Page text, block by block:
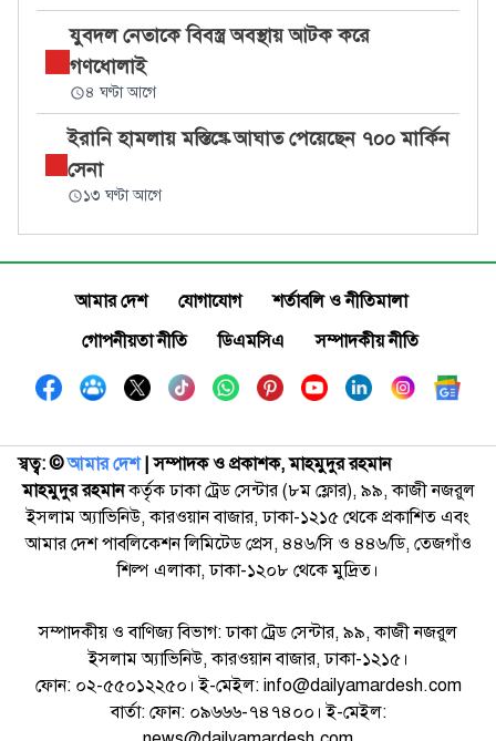
যুবদল নেতাকে বিবস্ত্র অবস্থায় আটক করে
গণধোলাই
৪ ঘণ্টা আগে
ইরানি হামলায় মস্তিষ্কে আঘাত পেয়েছেন ৭০০ মার্কিন
সেনা
১৩ ঘণ্টা আগে
আমার দেশ যোগাযোগ
শর্তাবলি ও নীতিমালা
গোপনীয়তা নীতি
ডিএমসিএ সম্পাদকীয় নীতি
স্বত্ব: ©️আমার দেশ| সম্পাদক ও প্রকাশক, মাহমুদুর রহমান
মাহমুদুর রহমানকর্তৃক ঢাকা ট্রেড সেন্টার (৮ম ফ্লোর), ৯৯, কাজী নজরুল
ইসলাম অ্যাভিনিউ, কারওয়ান বাজার, ঢাকা-১২১৫ থেকে প্রকাশিত এবং
আমার দেশ পাবলিকেশন লিমিটেড প্রেস, ৪৪৬/সি ও ৪৪৬/ডি, তেজগাঁও
শিল্প এলাকা, ঢাকা-১২০৮ থেকে মুদ্রিত।
সম্পাদকীয় ও বাণিজ্য বিভাগ: ঢাকা ট্রেড সেন্টার, ৯৯, কাজী নজরুল
ইসলাম অ্যাভিনিউ, কারওয়ান বাজার, ঢাকা-১২১৫।
ফোন: ০২-৫৫০১২২৫০। ই-মেইল: info@dailyamardesh.com
বার্তা: ফোন: ০৯৬৬৬-৭৪৭৪০০। ই-মেইল: